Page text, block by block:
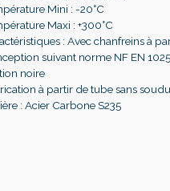
Mini : -20°C
Maxi : +300°C
: Avec chanfreins à
suivant norme NF EN
noire
à partir de tube sans
: Acier Carbone S235